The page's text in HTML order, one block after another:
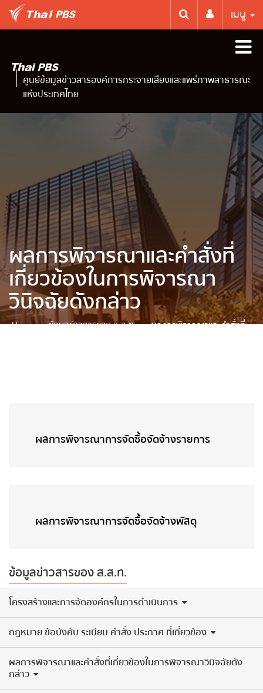
เมนู
ศูนย์ข้อมูลข่าวสารองค์การกระจายเสียงและแพร่ภาพสาธารณะ
แห่งประเทศไทย
ผลการพิจารณาและคำสั่งที่
เกี่ยวข้องในการพิจารณา
วินิจฉัยดังกล่าว
Home » ข้อมูลข่าวสารของ ส.ส.ท. » ผลการพิจารณาและคำสั่งที่
ผลการพิจารณาการจัดซื้อจัดจ้างรายการ
ผลการพิจารณาการจัดซื้อจัดจ้างพัสดุ
ข้อมูลข่าวสารของ ส.ส.ท.
​โครงสร้างและการจัดองค์กรในการดำเนินการ
กฎหมาย ข้อบังคับ ระเบียบ คำสั่ง ประกาศ ที่เกี่ยวข้อง
ผลการพิจารณาและคำสั่งที่เกี่ยวข้องในการพิจารณาวินิจฉัยดัง
กล่าว